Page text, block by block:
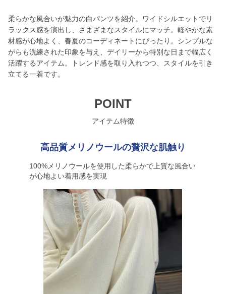
柔らかな風合いが魅力の白パンツを紹介。ワイドシルエットでリ
ラックス感を演出し、さまざまなスタイルにマッチ。軽やかな素
材感が心地よく、春夏のコーディネートにぴったり。シンプルな
がらも洗練された印象を与え、デイリーから特別な日まで幅広く
活躍するアイテム。トレンド感を取り入れつつ、スタイルを引き
立てる一着です。
POINT
アイテム特徴
高品質メリノウールの贅沢な肌触り
100%メリノウールを使用した柔らかで上質な風合い
が心地よい着用感を実現